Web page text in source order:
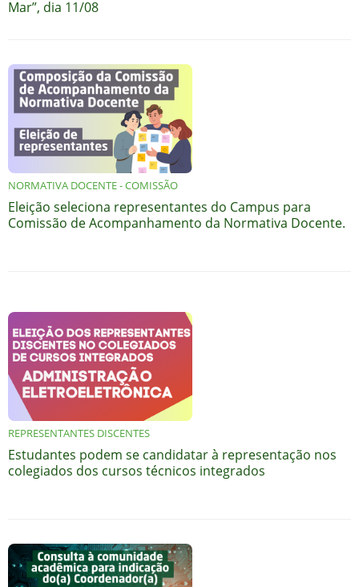
Mar”, dia 11/08
NORMATIVA DOCENTE - COMISSÃO
Eleição seleciona representantes do Campus para
Comissão de Acompanhamento da Normativa Docente.
REPRESENTANTES DISCENTES
Estudantes podem se candidatar à representação nos
colegiados dos cursos técnicos integrados